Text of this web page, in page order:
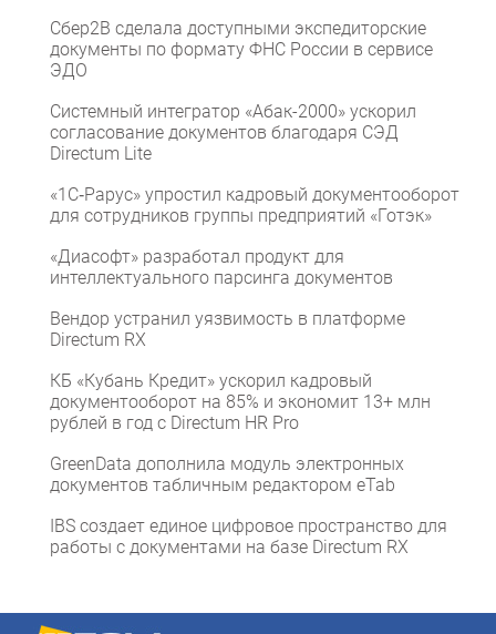
Сбер2B сделала доступными экспедиторские
документы по формату ФНС России в сервисе
ЭДО
Системный интегратор «Абак-2000» ускорил
согласование документов благодаря СЭД
Directum Lite
«1С‑Рарус» упростил кадровый документооборот
для сотрудников группы предприятий «Готэк»
«Диасофт» разработал продукт для
интеллектуального парсинга документов
Вендор устранил уязвимость в платформе
Directum RX
КБ «Кубань Кредит» ускорил кадровый
документооборот на 85% и экономит 13+ млн
рублей в год с Directum HR Pro
GreenData дополнила модуль электронных
документов табличным редактором eTab
IBS создает единое цифровое пространство для
работы с документами на базе Directum RX